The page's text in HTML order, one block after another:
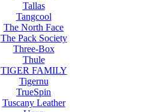
Tallas
Tangcool
The North Face
The Pack Society
Three-Box
Thule
TIGER FAMILY
Tigernu
TrueSpin
Tuscany Leather